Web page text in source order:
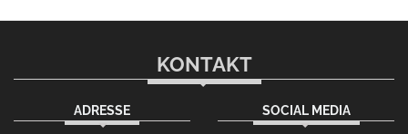
KONTAKT
ADRESSE SOCIAL MEDIA